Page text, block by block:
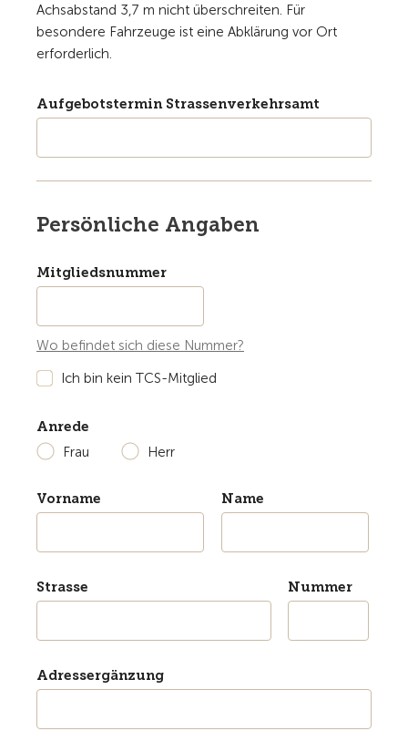
Achsabstand 3,7 m nicht überschreiten. Für
besondere Fahrzeuge ist eine Abklärung vor Ort
erforderlich.
Aufgebotstermin Strassenverkehrsamt
Persönliche Angaben
Mitgliedsnummer
Wo befindet sich diese Nummer?
Ich bin kein TCS-Mitglied
Anrede
Frau
Herr
Vorname Name
Strasse Nummer
Adressergänzung